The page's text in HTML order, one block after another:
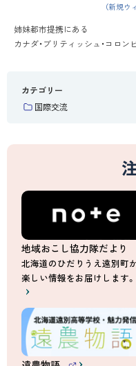
（新規ウ
姉妹都市提携にある
カナダ・ブリティッシュ・コロ
カテゴリー
国際交流
地域おこし協力隊だより
北海道のひだりうえ遠別町
楽しい情報をお届けします。